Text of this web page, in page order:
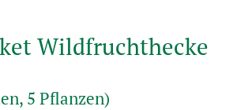
Wildfruchthecke
5 Pflanzen)